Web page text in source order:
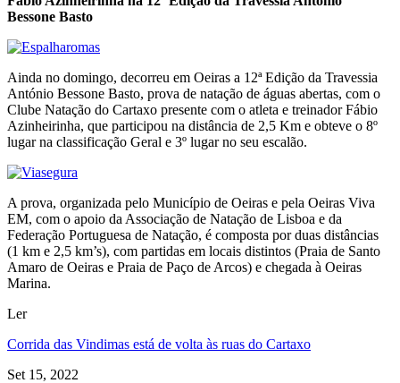
Bessone Basto
Ainda no domingo, decorreu em Oeiras a 12ª Edição da Travessia
António Bessone Basto, prova de natação de águas abertas, com o
Clube Natação do Cartaxo presente com o atleta e treinador Fábio
Azinheirinha, que participou na distância de 2,5 Km e obteve o 8º
lugar na classificação Geral e 3º lugar no seu escalão.
A prova, organizada pelo Município de Oeiras e pela Oeiras Viva
EM, com o apoio da Associação de Natação de Lisboa e da
Federação Portuguesa de Natação, é composta por duas distâncias
(1 km e 2,5 km’s), com partidas em locais distintos (Praia de Santo
Amaro de Oeiras e Praia de Paço de Arcos) e chegada à Oeiras
Marina.
Ler
Corrida das Vindimas está de volta às ruas do Cartaxo
Set 15, 2022